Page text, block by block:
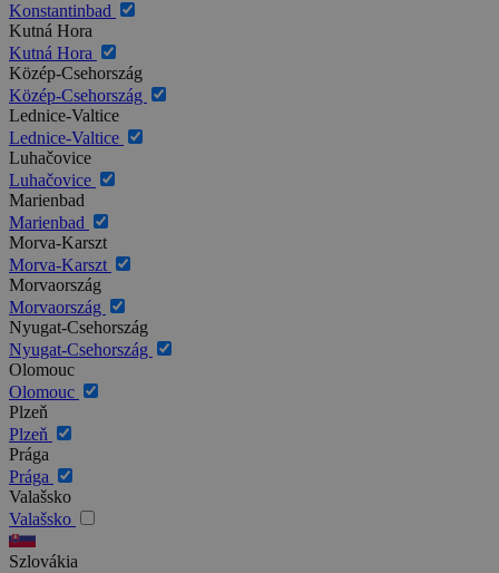
Konstantinbad
Kutná Hora
Kutná Hora
Közép-Csehország
Közép-Csehország
Lednice-Valtice
Lednice-Valtice
Luhačovice
Luhačovice
Marienbad
Marienbad
Morva-Karszt
Morva-Karszt
Morvaország
Morvaország
Nyugat-Csehország
Nyugat-Csehország
Olomouc
Olomouc
Plzeň
Plzeň
Prága
Prága
Valašsko
Valašsko
Szlovákia